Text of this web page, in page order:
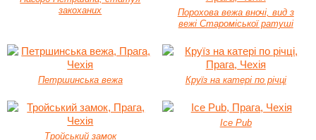
закоханих
Порохова вежа вночі, вид з
вежі Староміської ратуші
Петршинська вежа Круїз на катері по річці
Тройський замок
Ice Pub